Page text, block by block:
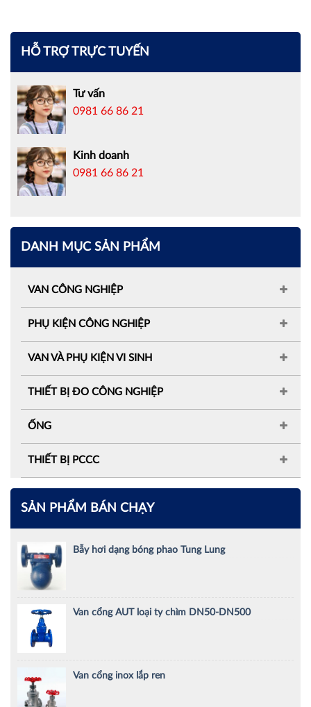
HỖ TRỢ TRỰC TUYẾN
Tư vấn
0981 66 86 21
Kinh doanh
0981 66 86 21
DANH MỤC SẢN PHẨM
VAN CÔNG NGHIỆP
PHỤ KIỆN CÔNG NGHIỆP
VAN VÀ PHỤ KIỆN VI SINH
THIẾT BỊ ĐO CÔNG NGHIỆP
ỐNG
THIẾT BỊ PCCC
SẢN PHẨM BÁN CHẠY
Bẫy hơi dạng bóng phao Tung Lung
Van cổng AUT loại ty chìm DN50-DN500
Van cổng inox lắp ren